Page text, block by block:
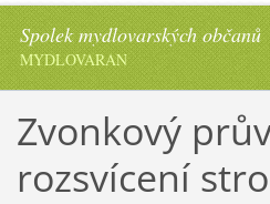
Spolek mydlovarských občanů
MYDLOVARAN
Zvonkový
rozsvícení